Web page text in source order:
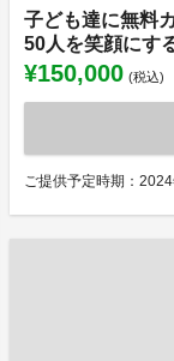
子ども達に無料
50人を笑顔にす
¥150,000 (税込)
ご提供予定時期：